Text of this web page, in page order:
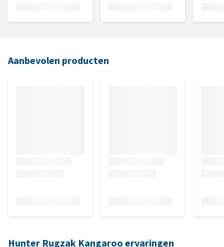
Aanbevolen producten
Hunter Rugzak Kangaroo ervaringen